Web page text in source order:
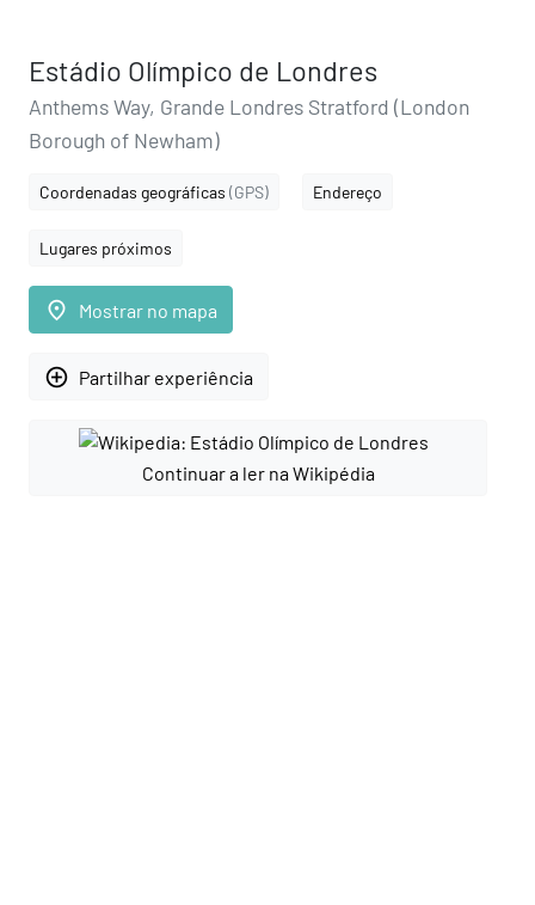
Estádio Olímpico de Londres
Anthems Way, Grande Londres Stratford (London
Borough of Newham)
Coordenadas geográficas (GPS) Endereço
Lugares próximos
place Mostrar no mapa
add_circle_outline Partilhar experiência
Continuar a ler na Wikipédia